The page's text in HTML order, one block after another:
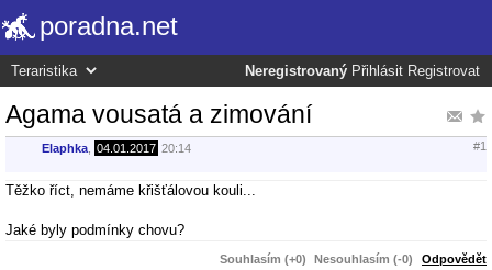
poradna.net
Neregistrovaný Přihlásit Registrovat
Agama vousatá a zimování
Elaphka 04.01.2017 20:14 #1
Těžko říct, nemáme křišťálovou kouli...
Jaké byly podmínky chovu?
Souhlasím (+0) Nesouhlasím (-0) Odpovědět